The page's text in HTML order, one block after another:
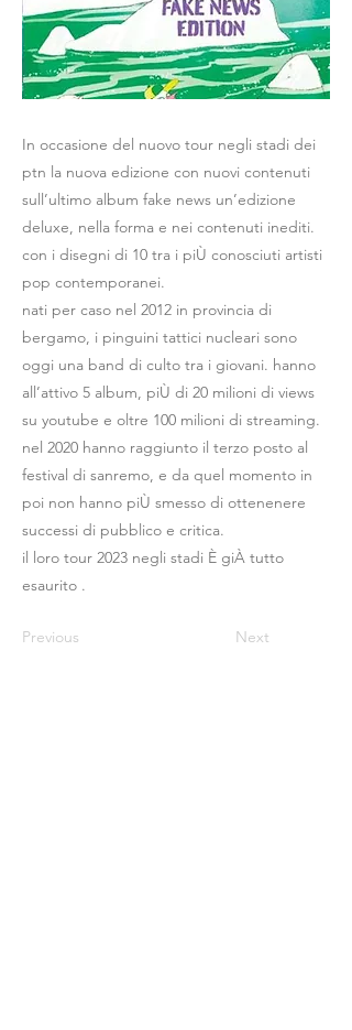
In occasione del nuovo tour negli stadi dei
ptn la nuova edizione con nuovi contenuti
sull’ultimo album fake news un’edizione
deluxe, nella forma e nei contenuti inediti.
con i disegni di 10 tra i piÙ conosciuti artisti
pop contemporanei.
nati per caso nel 2012 in provincia di
bergamo, i pinguini tattici nucleari sono
oggi una band di culto tra i giovani. hanno
all’attivo 5 album, piÙ di 20 milioni di views
su youtube e oltre 100 milioni di streaming.
nel 2020 hanno raggiunto il terzo posto al
festival di sanremo, e da quel momento in
poi non hanno piÙ smesso di ottenenere
successi di pubblico e critica.
il loro tour 2023 negli stadi È giÀ tutto
esaurito .
Previous Next